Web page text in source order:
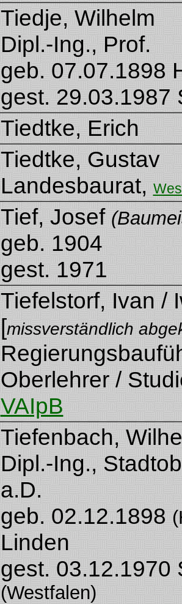
Tiedje, Wilhelm
Dipl.-Ing., Prof.
geb. 07.07.1898
gest. 29.03.1987
Tiedtke, Erich
Tiedtke, Gustav
Landesbaurat,
Tief, Josef
geb. 1904
gest. 1971
Tiefelstorf, Ivan /
[missverständlich
Oberlehrer /
VAIpB
Tiefenbach,
Dipl.-Ing.,
a.D.
geb. 02.12.1898
Linden
gest. 03.12.1970
(Westfalen)